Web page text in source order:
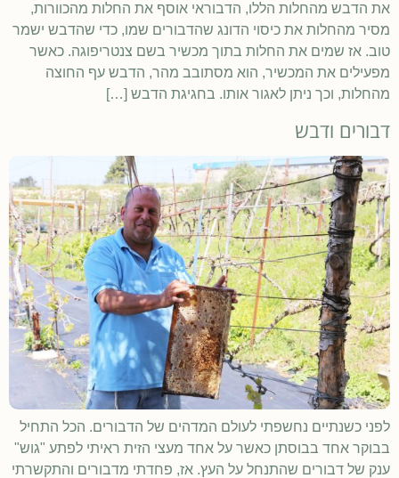
את הדבש מהחלות הללו, הדבוראי אוסף את החלות מהכוורות,
מסיר מהחלות את כיסוי הדונג שהדבורים שמו, כדי שהדבש ישמר
טוב. אז שמים את החלות בתוך מכשיר בשם צנטריפוגה. כאשר
מפעילים את המכשיר, הוא מסתובב מהר, הדבש עף החוצה
מהחלות, וכך ניתן לאגור אותו. בחגיגת הדבש […]
דבורים ודבש
לפני כשנתיים נחשפתי לעולם המדהים של הדבורים. הכל התחיל
בבוקר אחד בבוסתן כאשר על אחד מעצי הזית ראיתי לפתע "גוש"
ענק של דבורים שהתנחל על העץ. אז, פחדתי מדבורים והתקשרתי